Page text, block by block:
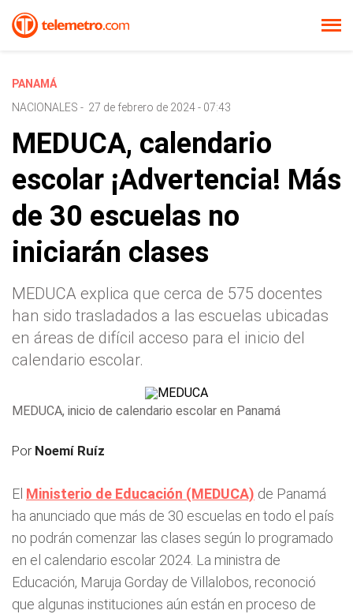
PANAMÁ
NACIONALES - 27 de febrero de 2024 - 07:43
MEDUCA, calendario
escolar ¡Advertencia! Más
de 30 escuelas no
iniciarán clases
MEDUCA explica que cerca de 575 docentes
han sido trasladados a las escuelas ubicadas
en áreas de difícil acceso para el inicio del
calendario escolar.
MEDUCA, inicio de calendario escolar en Panamá
Por Noemí Ruíz
El Ministerio de Educación (MEDUCA) de Panamá
ha anunciado que más de 30 escuelas en todo el país
no podrán comenzar las clases según lo programado
en el calendario escolar 2024. La ministra de
Educación, Maruja Gorday de Villalobos, reconoció
que algunas instituciones aún están en proceso de